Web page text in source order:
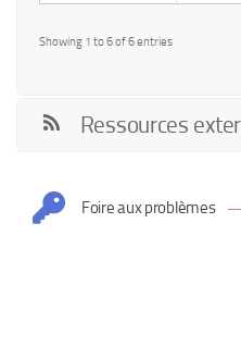
Showing 1 to 6 of 6 entries
Ressources
Foire aux problèmes